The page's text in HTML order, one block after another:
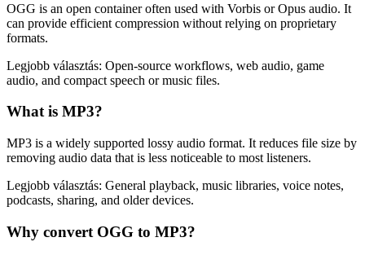
OGG is an open container often used with Vorbis or Opus audio. It
can provide efficient compression without relying on proprietary
formats.
Legjobb választás: Open-source workflows, web audio, game
audio, and compact speech or music files.
What is MP3?
MP3 is a widely supported lossy audio format. It reduces file size by
removing audio data that is less noticeable to most listeners.
Legjobb választás: General playback, music libraries, voice notes,
podcasts, sharing, and older devices.
Why convert OGG to MP3?